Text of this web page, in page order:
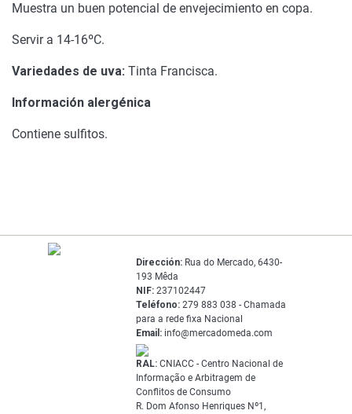
Muestra un buen potencial de envejecimiento en copa.
Servir a 14-16ºC.
Variedades de uva: Tinta Francisca.
Información alergénica
Contiene sulfitos.
Dirección: Rua do Mercado, 6430-
193 Mêda
NIF: 237102447
Teléfono: 279 883 038 - Chamada
para a rede fixa Nacional
Email: info@mercadomeda.com
RAL: CNIACC - Centro Nacional de
Informação e Arbitragem de
Conflitos de Consumo
R. Dom Afonso Henriques Nº1,